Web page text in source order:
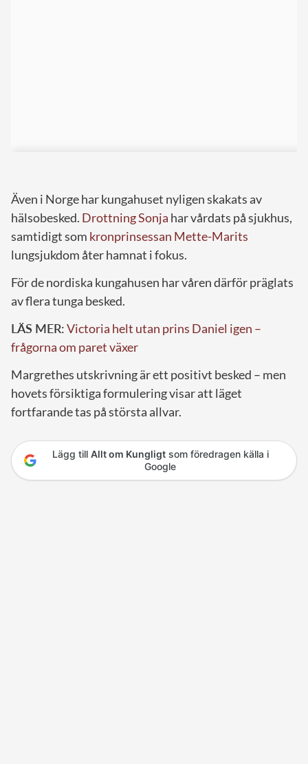
Även i Norge har kungahuset nyligen skakats av
hälsobesked. Drottning Sonja har vårdats på sjukhus,
samtidigt som kronprinsessan Mette-Marits
lungsjukdom åter hamnat i fokus.
För de nordiska kungahusen har våren därför präglats
av flera tunga besked.
LÄS MER:Victoria helt utan prins Daniel igen –
frågorna om paret växer
Margrethes utskrivning är ett positivt besked – men
hovets försiktiga formulering visar att läget
fortfarande tas på största allvar.
Lägg till Allt om Kungligtsom föredragen källa i
Google